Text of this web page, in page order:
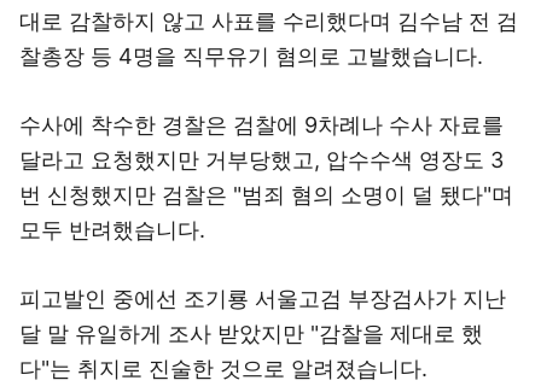
대로 감찰하지 않고 사표를 수리했다며 김수남 전 검
찰총장 등 4명을 직무유기 혐의로 고발했습니다.
수사에 착수한 경찰은 검찰에 9차례나 수사 자료를
달라고 요청했지만 거부당했고, 압수수색 영장도 3
번 신청했지만 검찰은 "범죄 혐의 소명이 덜 됐다"며
모두 반려했습니다.
피고발인 중에선 조기룡 서울고검 부장검사가 지난
달 말 유일하게 조사 받았지만 "감찰을 제대로 했
다"는 취지로 진술한 것으로 알려졌습니다.